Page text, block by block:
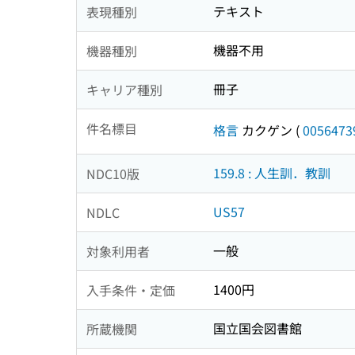
表現種別 テキスト
機器種別 機器不用
キャリア種別 冊子
件名標目 格言 カクゲン (
NDC10版 159.8 : 人生訓．教訓
NDLC US57
対象利用者 一般
入手条件・定価 1400円
所蔵機関 国立国会図書館